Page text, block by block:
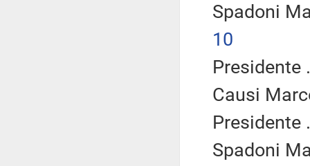
Spadoni
10
Presidente
Causi
Presidente
Spadoni